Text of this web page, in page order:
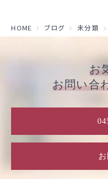
HOME ブログ 未分類
お
お問い合